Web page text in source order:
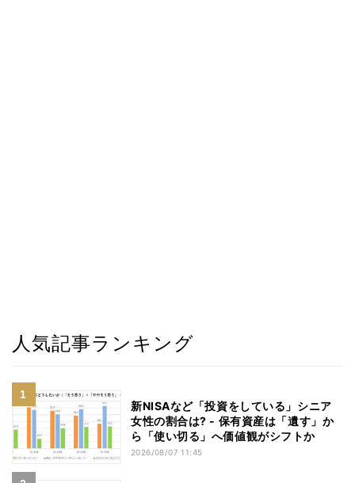
人気記事ランキング
新NISAなど「投資をしている」シニア
女性の割合は? - 保有資産は「遺す」か
ら「使い切る」へ価値観がシフトか
2026/08/07 11:45